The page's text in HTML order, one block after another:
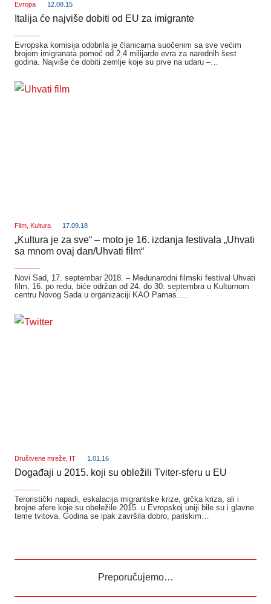
Evropa 12.08.15
Italija će najviše dobiti od EU za imigrante
Evropska komisija odobrila je članicama suočenim sa sve većim
brojem imigranata pomoć od 2,4 milijarde evra za narednih šest
godina. Najviše će dobiti zemlje koje su prve na udaru –…
Film Kultura 17.09.18
„Kultura je za sve“ – moto je 16. izdanja festivala „Uhvati
sa mnom ovaj dan/Uhvati film“
Novi Sad, 17. septembar 2018. – Međunarodni filmski festival Uhvati
film, 16. po redu, biće održan od 24. do 30. septembra u Kulturnom
centru Novog Sada u organizaciji KAO Parnas.…
Društvene mreže IT 1.01.16
Događaji u 2015. koji su obležili Tviter-sferu u EU
Teroristički napadi, eskalacija migrantske krize, grčka kriza, ali i
brojne afere koje su obeležile 2015. u Evropskoj uniji bile su i glavne
teme tvitova. Godina se ipak završila dobro, pariskim…
Preporučujemo…